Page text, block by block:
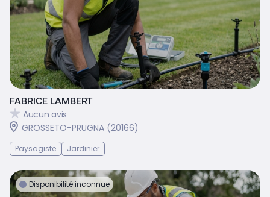
FABRICE LAMBERT
Aucun avis
GROSSETO-PRUGNA (20166)
Paysagiste Jardinier
Disponibilité inconnue